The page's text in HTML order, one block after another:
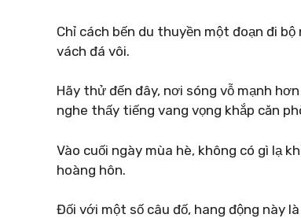
Chỉ cách bến du thuyền một đoạn đi
vách đá vôi.
Hãy thử đến đây, nơi sóng vỗ mạnh
nghe thấy tiếng vang vọng khắp căn
Vào cuối ngày mùa hè, không có gì lạ
hoàng hôn.
Đối với một số câu đố, hang động này